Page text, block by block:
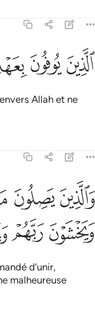
الذين يوفون بعهد الله ولا
ٱلَّذِينَ يُوفُونَ بِعَهْدِ
ﱓﱔ
Allah et ne
والذين يصلون ما امر
وَٱلَّذِينَ يَصِلُونَ مَآ
ﱛﱜ
ﱣﱤ
d’unir,
malheureuse